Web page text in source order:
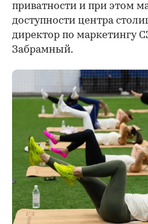
приватности и при этом
доступности центра
директор по маркетингу
Забрамный.